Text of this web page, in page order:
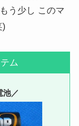
う少し このマ
)
ム
池／